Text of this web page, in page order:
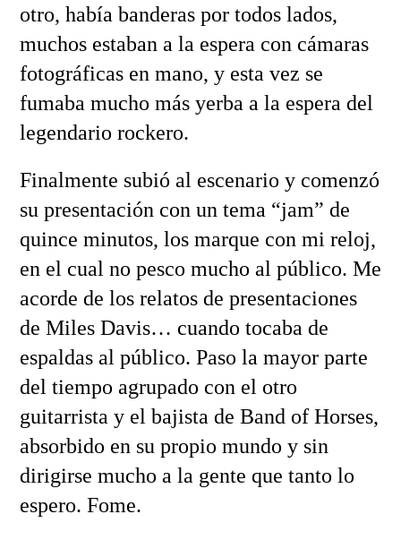
otro, había banderas por todos lados,
muchos estaban a la espera con cámaras
fotográficas en mano, y esta vez se
fumaba mucho más yerba a la espera del
legendario rockero.
Finalmente subió al escenario y comenzó
su presentación con un tema “jam” de
quince minutos, los marque con mi reloj,
en el cual no pesco mucho al público. Me
acorde de los relatos de presentaciones
de Miles Davis… cuando tocaba de
espaldas al público. Paso la mayor parte
del tiempo agrupado con el otro
guitarrista y el bajista de Band of Horses,
absorbido en su propio mundo y sin
dirigirse mucho a la gente que tanto lo
espero. Fome.